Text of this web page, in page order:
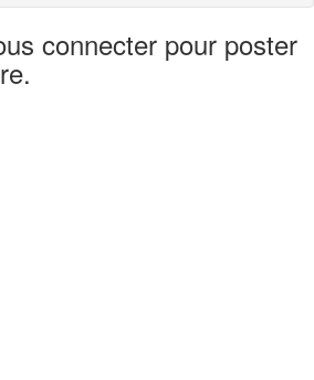
connecter pour poster